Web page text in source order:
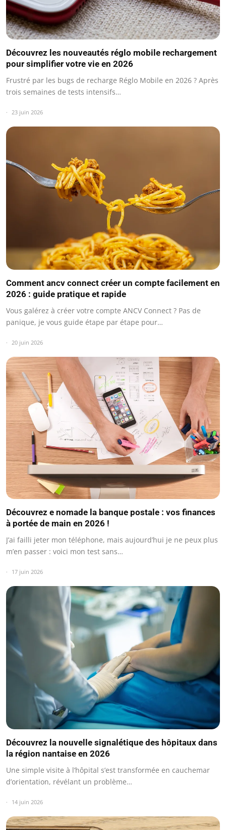
Découvrez les nouveautés réglo mobile rechargement
pour simplifier votre vie en 2026
Frustré par les bugs de recharge Réglo Mobile en 2026 ? Après
trois semaines de tests intensifs…
23 juin 2026
Comment ancv connect créer un compte facilement en
2026 : guide pratique et rapide
Vous galérez à créer votre compte ANCV Connect ? Pas de
panique, je vous guide étape par étape pour…
20 juin 2026
Découvrez e nomade la banque postale : vos finances
à portée de main en 2026 !
J’ai failli jeter mon téléphone, mais aujourd’hui je ne peux plus
m’en passer : voici mon test sans…
17 juin 2026
Découvrez la nouvelle signalétique des hôpitaux dans
la région nantaise en 2026
Une simple visite à l’hôpital s’est transformée en cauchemar
d’orientation, révélant un problème…
14 juin 2026